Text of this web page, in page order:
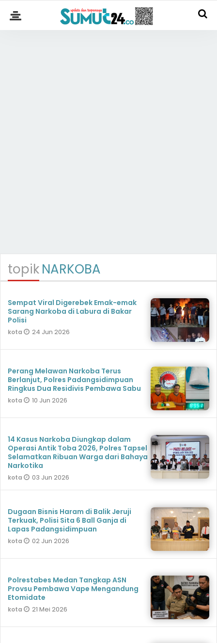
topikNARKOBA
Sempat Viral Digerebek Emak-emak
Sarang Narkoba di Labura di Bakar
Polisi
kota 24 Jun 2026
Perang Melawan Narkoba Terus
Berlanjut, Polres Padangsidimpuan
Ringkus Dua Residivis Pembawa Sabu
kota 10 Jun 2026
14 Kasus Narkoba Diungkap dalam
Operasi Antik Toba 2026, Polres Tapsel
Selamatkan Ribuan Warga dari Bahaya
Narkotika
kota 03 Jun 2026
Dugaan Bisnis Haram di Balik Jeruji
Terkuak, Polisi Sita 6 Ball Ganja di
Lapas Padangsidimpuan
kota 02 Jun 2026
Polrestabes Medan Tangkap ASN
Provsu Pembawa Vape Mengandung
Etomidate
kota 21 Mei 2026